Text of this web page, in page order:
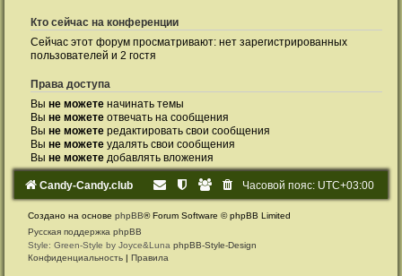
Кто сейчас на конференции
Сейчас этот форум просматривают: нет зарегистрированных
пользователей и 2 гостя
Права доступа
Вы не можете начинать темы
Вы не можете отвечать на сообщения
Вы не можете редактировать свои сообщения
Вы не можете удалять свои сообщения
Вы не можете добавлять вложения
Candy-Candy.club Часовой пояс: UTC+03:00
Создано на основе phpBB® Forum Software © phpBB Limited
Русская поддержка phpBB
Style: Green-Style by Joyce&Luna phpBB-Style-Design
Конфиденциальность
Правила